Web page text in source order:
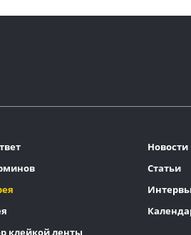
Новости
Статьи